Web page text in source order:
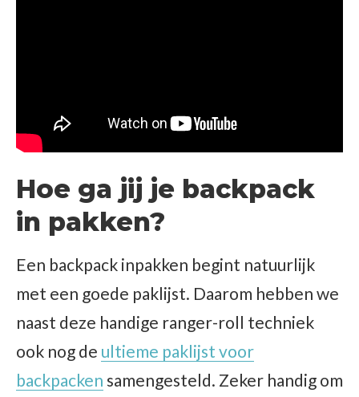
Hoe ga jij je backpack
in pakken?
Een backpack inpakken begint natuurlijk
met een goede paklijst. Daarom hebben we
naast deze handige ranger-roll techniek
ook nog de ultieme paklijst voor
backpacken samengesteld. Zeker handig om